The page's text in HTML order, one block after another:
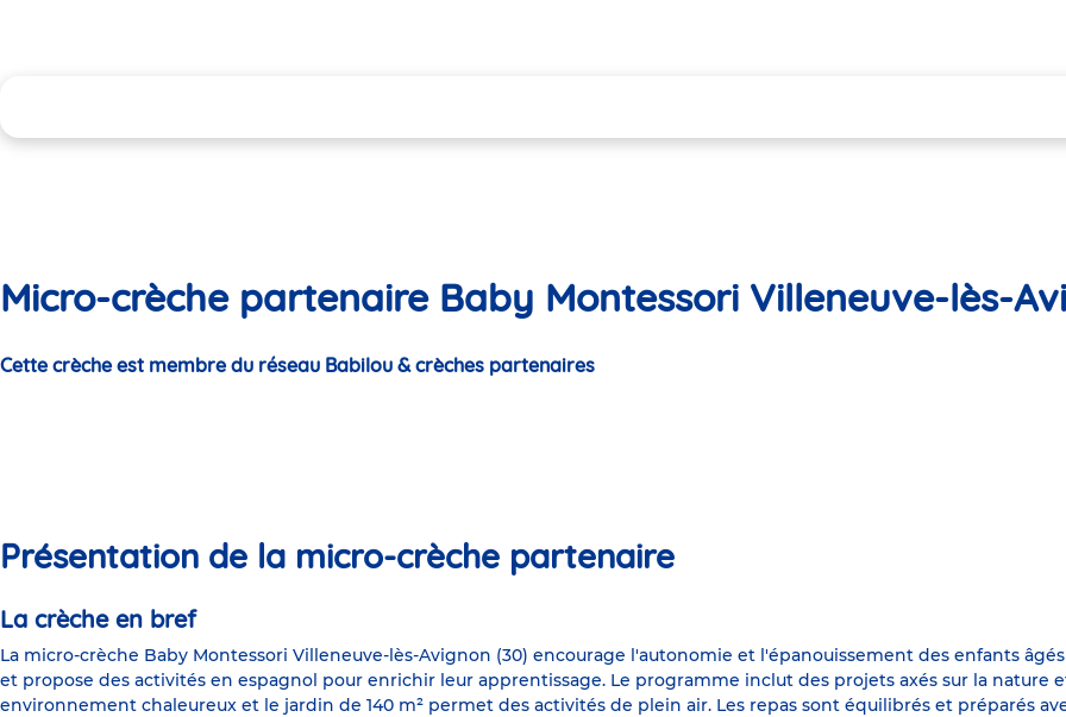
Micro-crèche partenaire Baby Montessori Villeneuve-lès-
Cette crèche est membre du réseau Babilou & crèches partenaires
Présentation de la micro-crèche partenaire
La crèche en bref
La micro-crèche Baby Montessori Villeneuve-lès-Avignon (30) encourage l'autonomie et l'épanouissement des enfants
et propose des activités en espagnol pour enrichir leur apprentissage. Le programme inclut des projets axés sur la nature
environnement chaleureux et le jardin de 140 m² permet des activités de plein air. Les repas sont équilibrés et préparés